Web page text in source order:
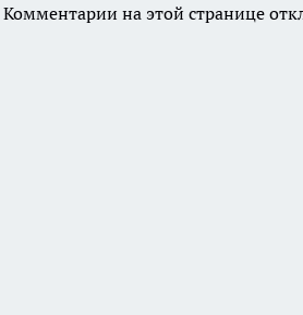
Комментарии на этой странице